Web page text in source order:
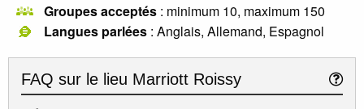
Groupes acceptés : minimum 10, maximum 150
Langues parlées : Anglais, Allemand, Espagnol
FAQ sur le lieu Marriott Roissy